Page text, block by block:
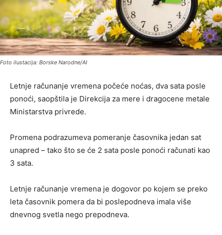
Foto ilustacija: Borske Narodne/AI
Letnje računanje vremena počeće noćas, dva sata posle
ponoći, saopštila je Direkcija za mere i dragocene metale
Ministarstva privrede.
Promena podrazumeva pomeranje časovnika jedan sat
unapred – tako što se će 2 sata posle ponoći računati kao
3 sata.
Letnje računanje vremena je dogovor po kojem se preko
leta časovnik pomera da bi poslepodneva imala više
dnevnog svetla nego prepodneva.